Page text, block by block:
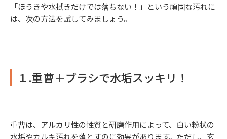
「ほうきや水拭きだけでは落ちない！」という頑固な汚れに
は、次の方法を試してみましょう。
１.重曹＋ブラシで水垢スッキリ！
重曹は、アルカリ性の性質と研磨作用によって、白い粉状の
水垢やカルキ汚れを落とすのに効果があります。ただし、玄